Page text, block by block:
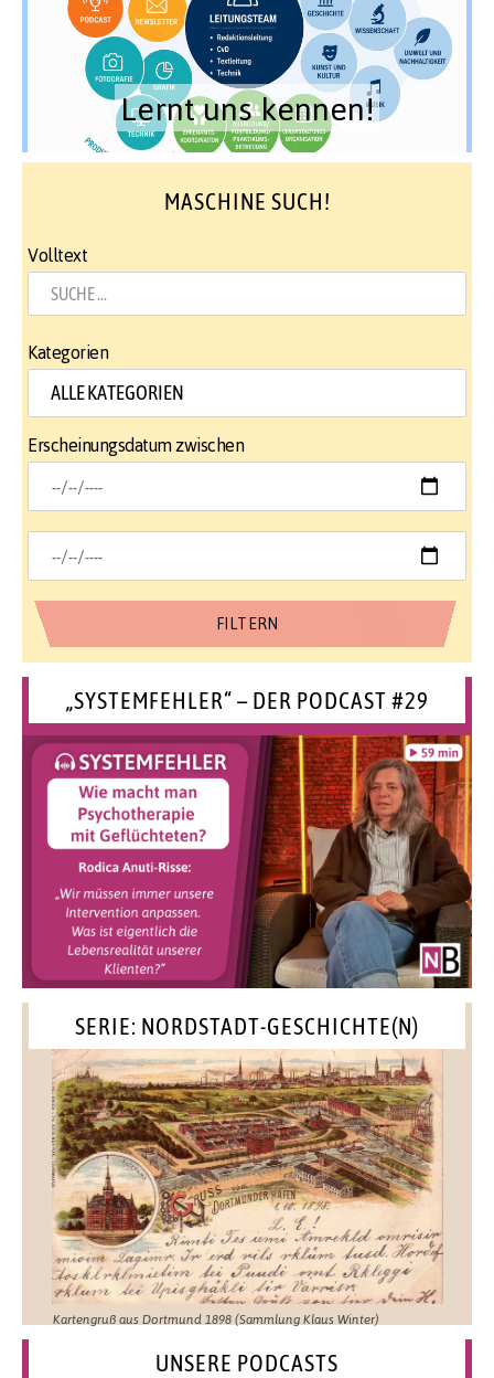
Lernt uns kennen!
MASCHINE SUCH!
Volltext
Kategorien
Erscheinungsdatum zwischen
„SYSTEMFEHLER“ – DER PODCAST #29
SERIE: NORDSTADT-GESCHICHTE(N)
Kartengruß aus Dortmund 1898 (Sammlung Klaus Winter)
UNSERE PODCASTS